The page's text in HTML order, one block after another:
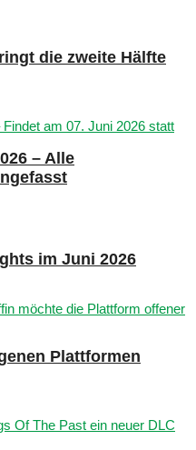
die zweite Hälfte
– Alle
im Juni 2026
Plattformen